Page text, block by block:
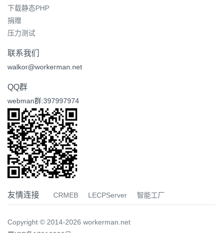
下载静态PHP
捐赠
压力测试
联系我们
walkor@workerman.net
QQ群
webman群:397997974
友情连接 CRMEB LECPServer 智能工厂
Copyright © 2014-2026 workerman.net